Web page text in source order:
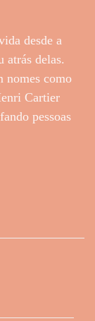
desde a
atrás delas.
nomes como
Cartier
pessoas